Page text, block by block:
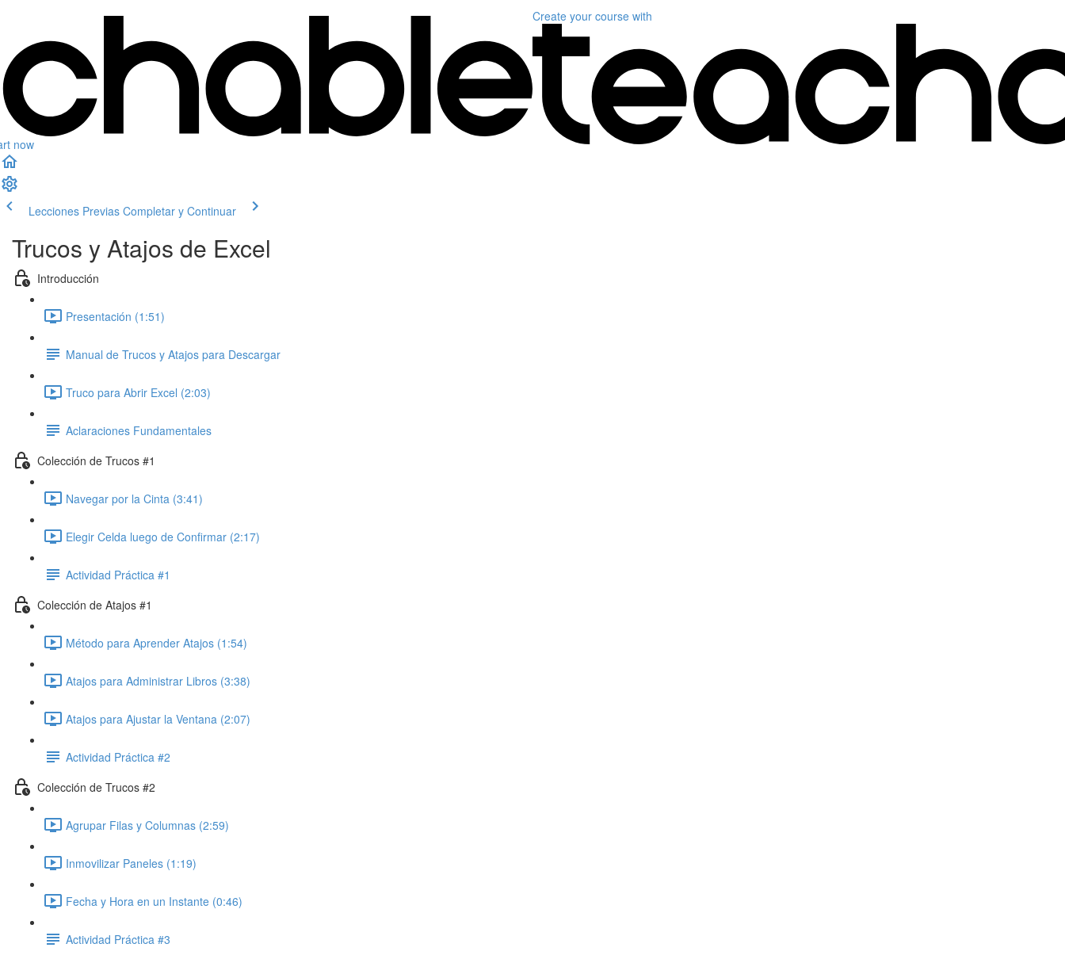
now
Create your course with
Lecciones Previas Completar y Continuar
Trucos y Atajos de Excel
Introducción
Presentación (1:51)
Manual de Trucos y Atajos para Descargar
Truco para Abrir Excel (2:03)
Aclaraciones Fundamentales
Colección de Trucos #1
Navegar por la Cinta (3:41)
Elegir Celda luego de Confirmar (2:17)
Actividad Práctica #1
Colección de Atajos #1
Método para Aprender Atajos (1:54)
Atajos para Administrar Libros (3:38)
Atajos para Ajustar la Ventana (2:07)
Actividad Práctica #2
Colección de Trucos #2
Agrupar Filas y Columnas (2:59)
Inmovilizar Paneles (1:19)
Fecha y Hora en un Instante (0:46)
Actividad Práctica #3